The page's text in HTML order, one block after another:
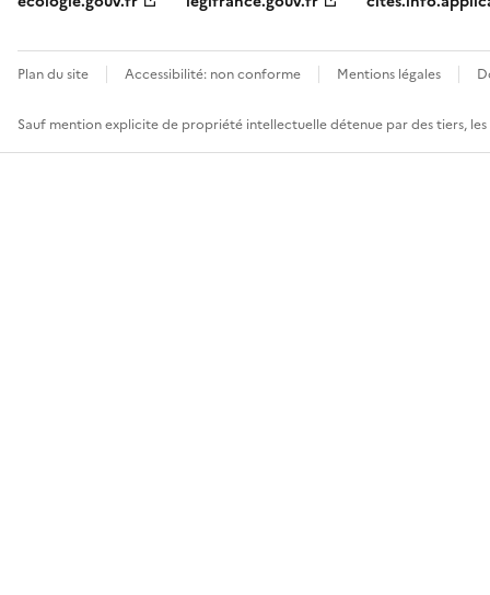
Plan du site Accessibilité: non conforme Mentions légales
Sauf mention explicite de propriété intellectuelle détenue par des tiers,